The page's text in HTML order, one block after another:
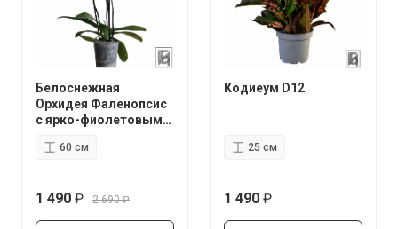
Белоснежная
Орхидея Фаленопсис
с ярко-фиолетовыми
60 см
1 490
2 690
Кодиеум D12
25 см
1 490